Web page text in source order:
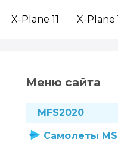
X-Plane 11 X-Plane
Меню сайта
MFS2020
Самолеты